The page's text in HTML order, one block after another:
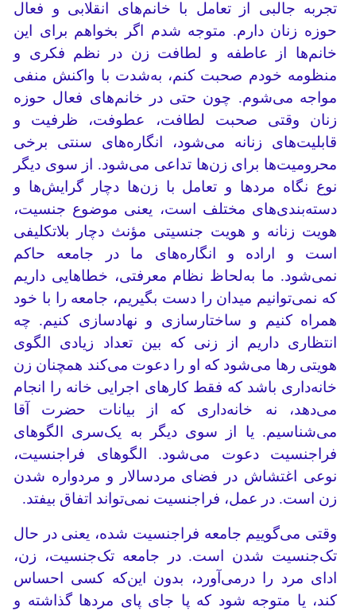
تجربه جالبی از تعامل با خانم‌های انقلابی و فعال
حوزه زنان دارم. متوجه شدم اگر بخواهم برای این
خانم‌ها از عاطفه و لطافت زن در نظم فکری و
منظومه خودم صحبت کنم، به‌شدت با واکنش منفی
مواجه می‌شوم. چون حتی در خانم‌های فعال حوزه
زنان وقتی صحبت لطافت، عطوفت، ظرفیت و
قابلیت‌های زنانه می‌شود، انگاره‌های سنتی برخی
محرومیت‌ها برای زن‌ها تداعی می‌شود. از سوی دیگر
نوع نگاه مردها و تعامل با زن‌ها دچار گرایش‌ها و
دسته‌بندی‌های مختلف است، یعنی موضوع جنسیت،
هویت زنانه و هویت جنسیتی مؤنث دچار بلاتکلیفی
است و اراده و انگاره‌های ما در جامعه حاکم
نمی‌شود. ما به‌لحاظ نظام معرفتی، خطاهایی داریم
که نمی‌توانیم میدان را دست بگیریم، جامعه را با خود
همراه کنیم و ساختارسازی و نهادسازی کنیم. چه
انتظاری داریم از زنی که بین تعداد زیادی الگوی
هویتی رها می‌شود که او را دعوت می‌کند همچنان زن
خانه‌داری باشد که فقط کارهای اجرایی خانه را انجام
می‌دهد، نه خانه‌داری که از بیانات حضرت آقا
می‌شناسیم. یا از سوی دیگر به یک‌سری الگوهای
فراجنسیت دعوت می‌شود. الگوهای فراجنسیت،
نوعی اغتشاش در فضای مردسالار و مردواره شدن
زن است. در عمل، فراجنسیت نمی‌تواند اتفاق بیفتد.
وقتی می‌گوییم جامعه فراجنسیت شده، یعنی در حال
تک‌جنسیت شدن است. در جامعه تک‌جنسیت، زن،
ادای مرد را درمی‌آورد، بدون این‌که کسی احساس
کند، یا متوجه شود که پا جای پای مردها گذاشته و